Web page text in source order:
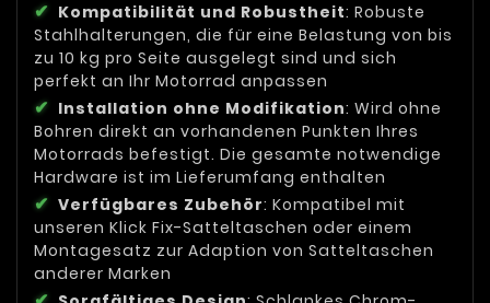
Kompatibilität und Robustheit: Robuste
Stahlhalterungen, die für eine Belastung von bis
zu 10 kg pro Seite ausgelegt sind und sich
perfekt an Ihr Motorrad anpassen
Installation ohne Modifikation: Wird ohne
Bohren direkt an vorhandenen Punkten Ihres
Motorrads befestigt. Die gesamte notwendige
Hardware ist im Lieferumfang enthalten
Verfügbares Zubehör: Kompatibel mit
unseren Klick Fix-Satteltaschen oder einem
Montagesatz zur Adaption von Satteltaschen
anderer Marken